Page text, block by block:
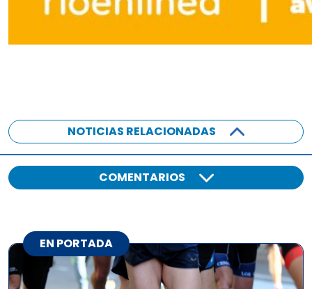
NOTICIAS RELACIONADAS
COMENTARIOS
EN PORTADA